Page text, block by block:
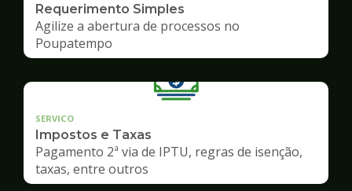
Requerimento Simples
Agilize a abertura de processos no
Poupatempo
SERVICO
Impostos e Taxas
Pagamento 2ª via de IPTU, regras de isenção,
taxas, entre outros